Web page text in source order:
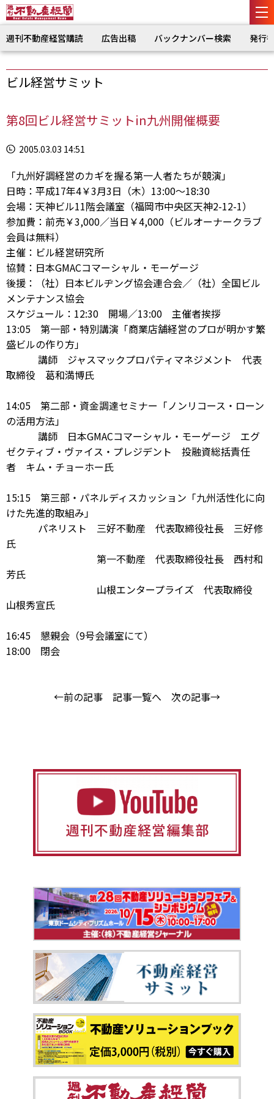
週刊不動産経営購読 広告出稿 バックナンバー検索 発行
ビル経営サミット
第8回ビル経営サミットin九州開催概要
2005.03.03 14:51
「九州好調経営のカギを握る第一人者たちが競演」
日時：平成17年4￥3月3日（木）13:00～18:30
会場：天神ビル11階会議室（福岡市中央区天神2-12-1）
参加費：前売￥3,000／当日￥4,000（ビルオーナークラブ
会員は無料）
主催：ビル経営研究所
協賛：日本GMACコマーシャル・モーゲージ
後援：（社）日本ビルヂング協会連合会／（社）全国ビル
メンテナンス協会
スケジュール：12:30 開場／13:00 主催者挨拶
13:05 第一部・特別講演「商業店舗経営のプロが明かす繁
盛ビルの作り方」
講師 ジャスマックプロパティマネジメント 代表
取締役 葛和満博氏
14:05 第二部・資金調達セミナー「ノンリコース・ローン
の活用方法」
講師 日本GMACコマーシャル・モーゲージ エグ
ゼクティブ・ヴァイス・プレジデント 投融資総括責任
者 キム・チョーホー氏
15:15 第三部・パネルディスカッション「九州活性化に向
けた先進的取組み」
パネリスト 三好不動産 代表取締役社長 三好修
氏
第一不動産 代表取締役社長 西村和
芳氏
山根エンタープライズ 代表取締役
山根秀宣氏
16:45 懇親会（9号会議室にて）
18:00 閉会
←前の記事 記事一覧へ 次の記事→